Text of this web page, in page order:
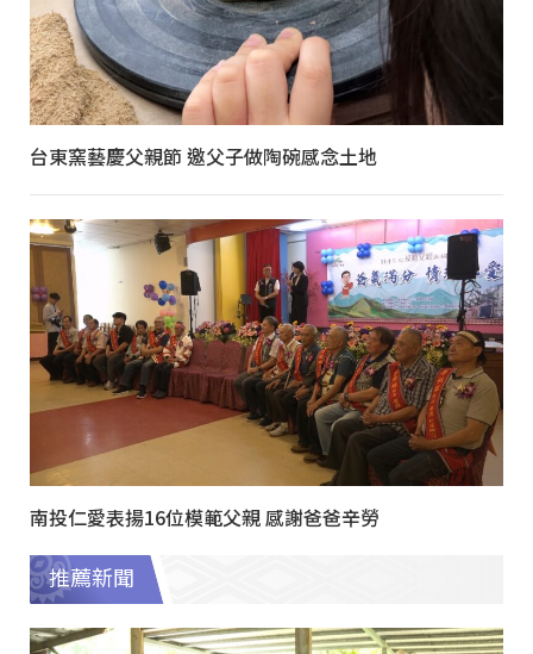
台東窯藝慶父親節 邀父子做陶碗感念土地
南投仁愛表揚16位模範父親 感謝爸爸辛勞
推薦新聞